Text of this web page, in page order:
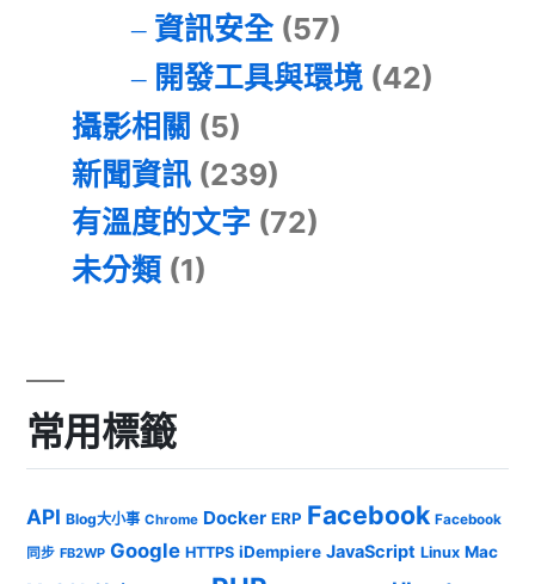
資訊安全(57)
開發工具與環境(42)
攝影相關 (5)
新聞資訊 (239)
有溫度的文字 (72)
未分類 (1)
常用標籤
API Blog大小事 Chrome Docker ERP Facebook Facebook
同步 FB2WP Google HTTPS iDempiere JavaScript Linux Mac